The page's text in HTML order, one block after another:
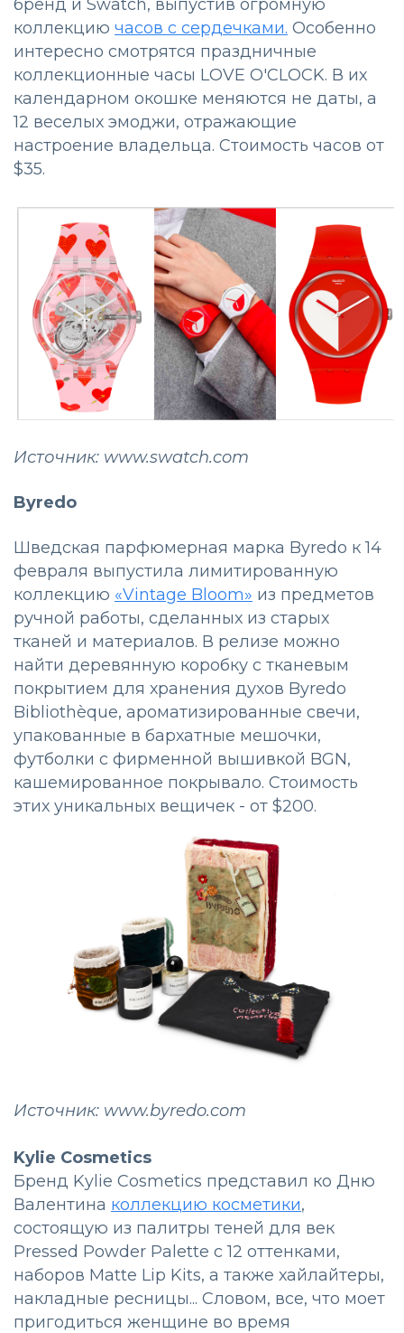
бренд и Swatch, выпустив огромную
коллекцию часов с сердечками. Особенно
интересно смотрятся праздничные
коллекционные часы LOVE O'CLOCK. В их
календарном окошке меняются не даты, а
12 веселых эмоджи, отражающие
настроение владельца. Стоимость часов от
$35.
Источник: www.swatch.com
Byredo
Шведская парфюмерная марка Byredo к 14
февраля выпустила лимитированную
коллекцию «Vintage Bloom» из предметов
ручной работы, сделанных из старых
тканей и материалов. В релизе можно
найти деревянную коробку с тканевым
покрытием для хранения духов Byredo
Bibliothèque, ароматизированные свечи,
упакованные в бархатные мешочки,
футболки с фирменной вышивкой BGN,
кашемированное покрывало. Стоимость
этих уникальных вещичек - от $200.
Источник: www.byredo.com
Kylie Cosmetics
Бренд Kylie Cosmetics представил ко Дню
Валентина коллекцию косметики,
состоящую из палитры теней для век
Pressed Powder Palette с 12 оттенками,
наборов Matte Lip Kits, а также хайлайтеры,
накладные ресницы... Словом, все, что моет
пригодиться женщине во время